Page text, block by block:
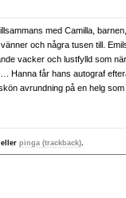
med Camilla,
och några tusen till.
vacker och lustfylld som
Hanna får hans autograf
avrundning på en helg som
eller pinga (trackback).